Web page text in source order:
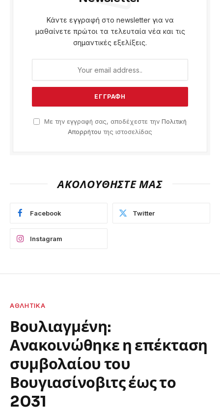
Κάντε εγγραφή στο newsletter για να
μαθαίνετε πρώτοι τα τελευταία νέα και τις
σημαντικές εξελίξεις.
Με την εγγραφή σας, αποδέχεστε την Πολιτική
Απορρήτου της ιστοσελίδας
ΑΚΟΛΟΥΘΗΣΤΕ ΜΑΣ
Facebook Twitter
Instagram
ΑΘΛΗΤΙΚΆ
Βουλιαγμένη:
Ανακοινώθηκε η επέκταση
συμβολαίου του
Βουγιασίνοβιτς έως το
2031